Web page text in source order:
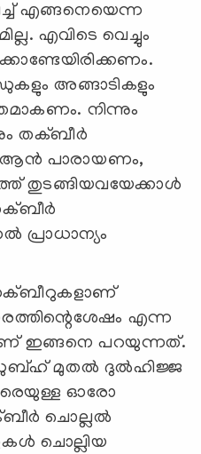
എങ്ങനെയെന്ന
എവിടെ വെച്ചും
അങ്ങാടികളും
നിന്നും
തക്ബീര്‍
പാരായണം,
തുടങ്ങിയവയേക്കാള്‍
പ്രാധാന്യം
എന്ന
ഇങ്ങനെ പറയുന്നത്.
മുതല്‍ ദുല്‍ഹിജ്ജ
ഓരോ
ചൊല്ലല്‍
ചൊല്ലിയ